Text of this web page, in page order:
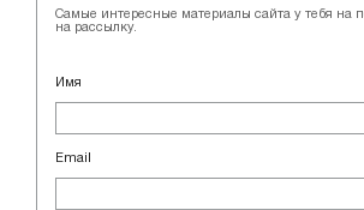
Самые интересные материалы сайта у тебя на
на рассылку.
Имя
Email